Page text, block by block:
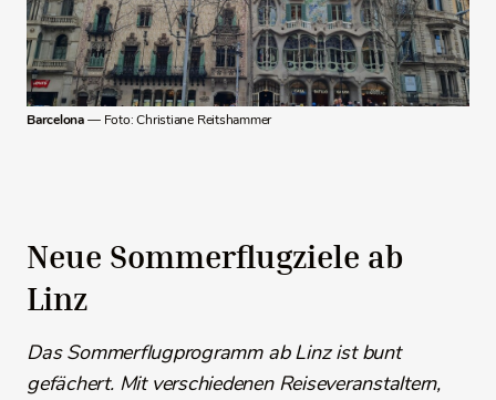
Barcelona— Foto: Christiane Reitshammer
Neue Sommerflugziele ab
Linz
Das Sommerflugprogramm ab Linz ist bunt
gefächert. Mit verschiedenen Reiseveranstaltern,